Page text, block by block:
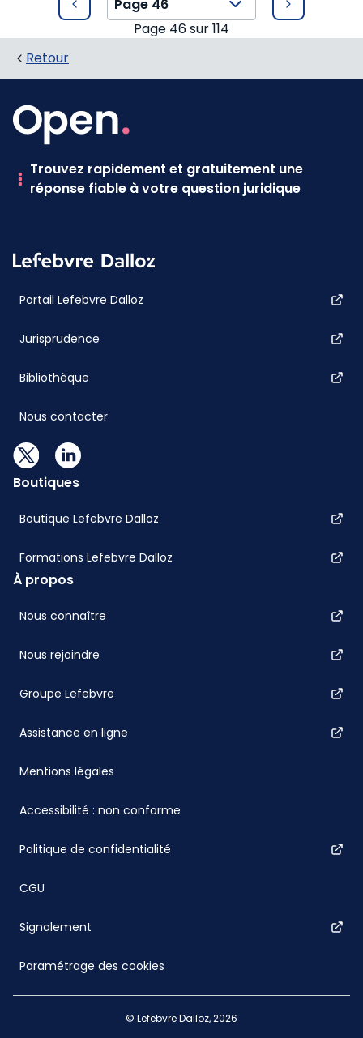
Page 46sur114
Retour
Trouvez rapidement et gratuitement une
réponse fiable à votre question juridique
Portail Lefebvre Dalloz
Jurisprudence
Bibliothèque
Nous contacter
Boutiques
Boutique Lefebvre Dalloz
Formations Lefebvre Dalloz
À propos
Nous connaître
Nous rejoindre
Groupe Lefebvre
Assistance en ligne
Mentions légales
Accessibilité : non conforme
Politique de confidentialité
CGU
Signalement
Paramétrage des cookies
© Lefebvre Dalloz, 2026